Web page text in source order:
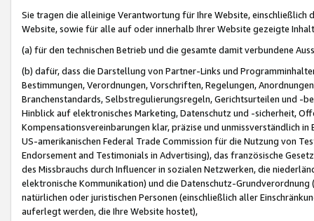
Sie tragen die alleinige Verantwortung für Ihre Website,
Website, sowie für alle auf oder innerhalb Ihrer Website gezeigte
(a) für den technischen Betrieb und die gesamte damit verbundene
(b) dafür, dass die Darstellung von Partner-Links und
Bestimmungen, Verordnungen, Vorschriften, Regelungen,
Branchenstandards, Selbstregulierungsregeln, Gerichtsurteilen und -
Hinblick auf elektronisches Marketing, Datenschutz und -sicherheit,
Kompensationsvereinbarungen klar, präzise und unmissverständlich
US-amerikanischen Federal Trade Commission für die Nutzung von
Endorsement and Testimonials in Advertising), das französische
des Missbrauchs durch Influencer in sozialen Netzwerken, die
elektronische Kommunikation) und die Datenschutz-
natürlichen oder juristischen Personen (einschließlich aller
auferlegt werden, die Ihre Website hostet),